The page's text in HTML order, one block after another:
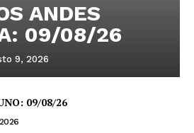
ANDES
09/08/26
9, 2026
09/08/26